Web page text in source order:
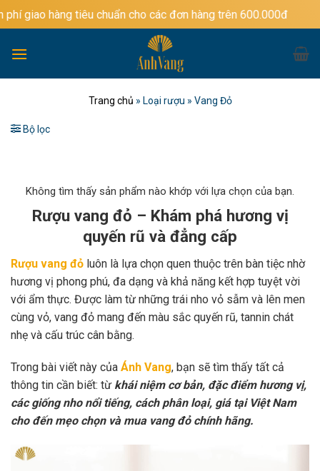
qua
dung
tiêu chuẩn cho các đơn hàng trên 600.000đ
Trang chủ » Loại rượu » Vang Đỏ
Bộ lọc
Không tìm thấy sản phẩm nào khớp với lựa chọn của bạn.
Rượu vang đỏ – Khám phá hương vị
quyến rũ và đẳng cấp
Rượu vang đỏ luôn là lựa chọn quen thuộc trên bàn tiệc nhờ
hương vị phong phú, đa dạng và khả năng kết hợp tuyệt vời
với ẩm thực. Được làm từ những trái nho vỏ sẫm và lên men
cùng vỏ, vang đỏ mang đến màu sắc quyến rũ, tannin chát
nhẹ và cấu trúc cân bằng.
Trong bài viết này của Ánh Vang, bạn sẽ tìm thấy tất cả
thông tin cần biết: từ khái niệm cơ bản, đặc điểm hương vị,
các giống nho nổi tiếng, cách phân loại, giá tại Việt Nam
cho đến mẹo chọn và mua vang đỏ chính hãng.